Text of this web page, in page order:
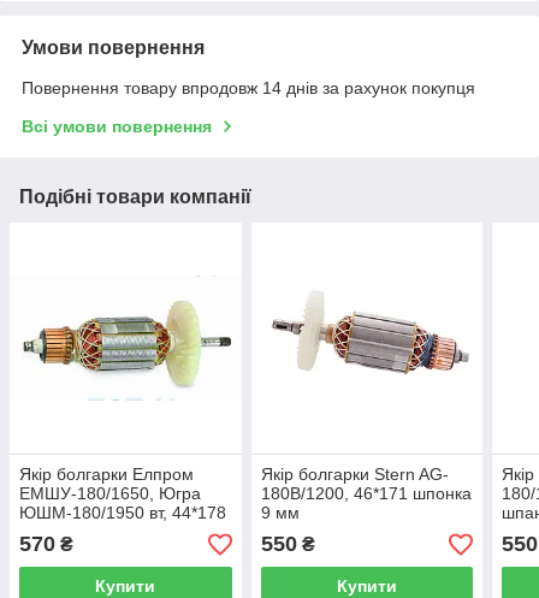
Умови повернення
Повернення товару впродовж 14 днів за рахунок покупця
Всі умови повернення
Подібні товари компанії
Якір болгарки Елпром
ЕМШУ-180/1650, Югра
ЮШМ-180/1950 вт, 44*178
різь 8 мм
570 ₴
Купити
Якір болгарки Stern AG-
180B/1200, 46*171 шпонка
9 мм
550₴
Купити
180/
550